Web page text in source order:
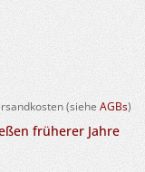
(sieheAGBs)
früherer Jahre